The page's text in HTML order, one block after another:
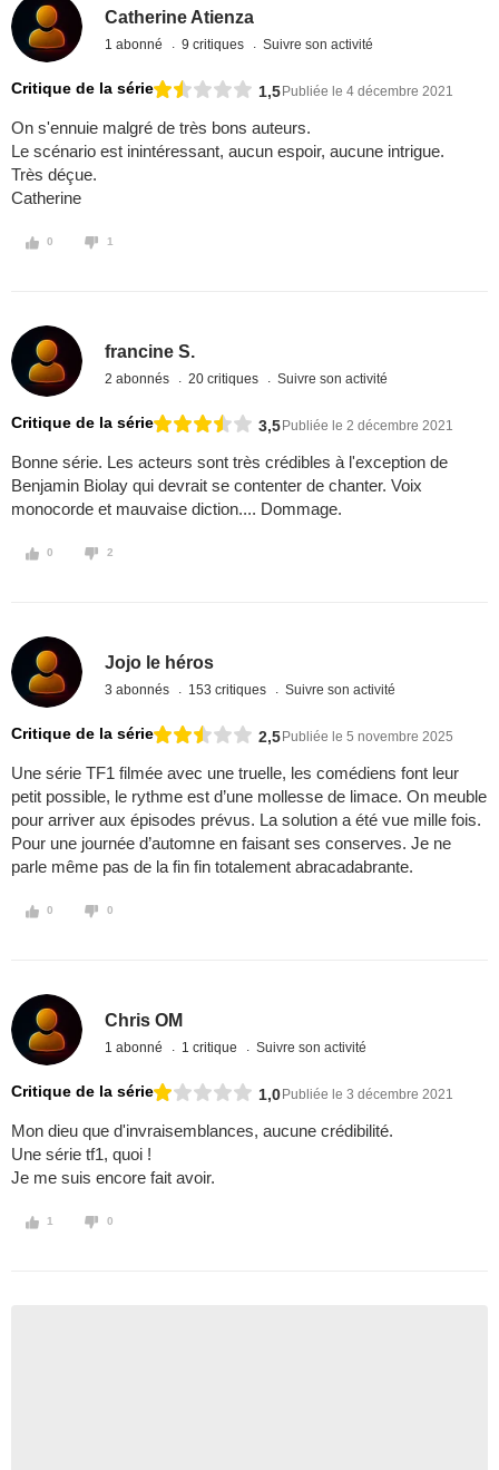
Catherine Atienza
1 abonné 9 critiques Suivre son activité
Critique de la série 1,5Publiée le 4 décembre 2021
On s'ennuie malgré de très bons auteurs.
Le scénario est inintéressant, aucun espoir, aucune intrigue.
Très déçue.
Catherine
0 1
francine S.
2 abonnés 20 critiques Suivre son activité
Critique de la série 3,5Publiée le 2 décembre 2021
Bonne série. Les acteurs sont très crédibles à l'exception de
Benjamin Biolay qui devrait se contenter de chanter. Voix
monocorde et mauvaise diction.... Dommage.
0 2
Jojo le héros
3 abonnés 153 critiques Suivre son activité
Critique de la série 2,5Publiée le 5 novembre 2025
Une série TF1 filmée avec une truelle, les comédiens font leur
petit possible, le rythme est d’une mollesse de limace. On meuble
pour arriver aux épisodes prévus. La solution a été vue mille fois.
Pour une journée d’automne en faisant ses conserves. Je ne
parle même pas de la fin fin totalement abracadabrante.
0 0
Chris OM
1 abonné 1 critique Suivre son activité
Critique de la série 1,0Publiée le 3 décembre 2021
Mon dieu que d'invraisemblances, aucune crédibilité.
Une série tf1, quoi !
Je me suis encore fait avoir.
1 0